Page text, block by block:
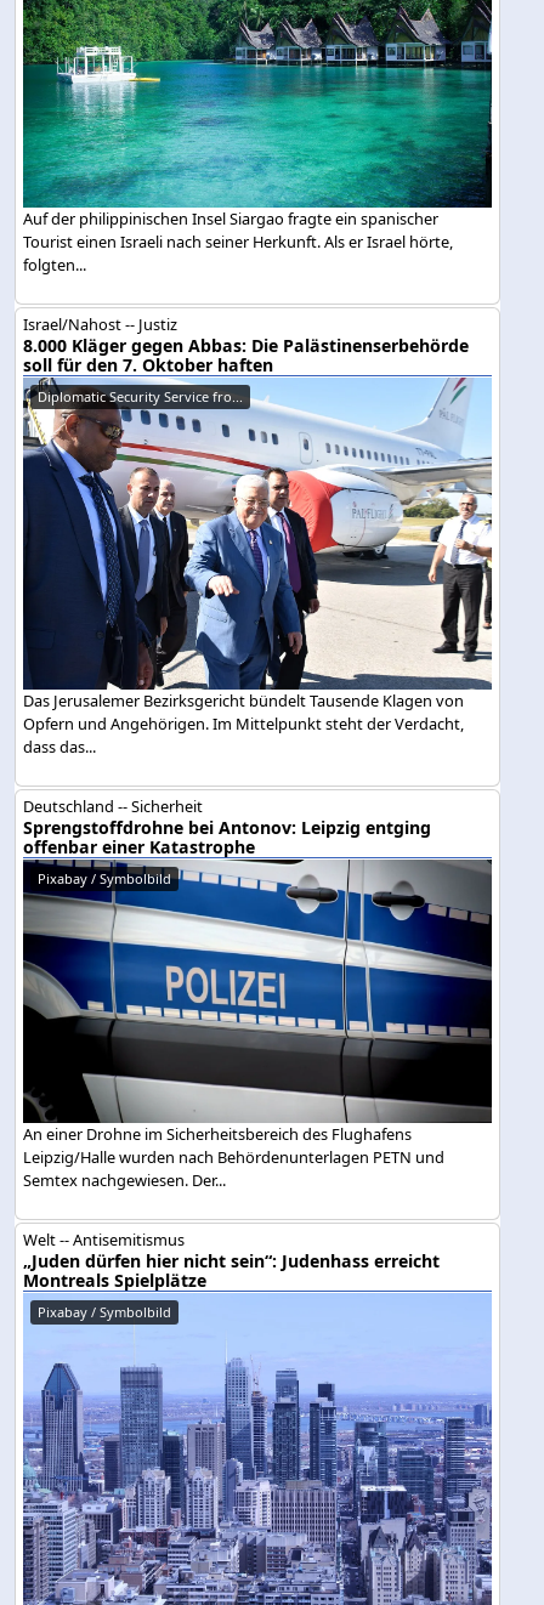
Auf der philippinischen Insel Siargao fragte ein spanischer
Tourist einen Israeli nach seiner Herkunft. Als er Israel hörte,
folgten...
Israel/Nahost -- Justiz
8.000 Kläger gegen Abbas: Die Palästinenserbehörde
soll für den 7. Oktober haften
Diplomatic Security Service fro...
Das Jerusalemer Bezirksgericht bündelt Tausende Klagen von
Opfern und Angehörigen. Im Mittelpunkt steht der Verdacht,
dass das...
Deutschland -- Sicherheit
Sprengstoffdrohne bei Antonov: Leipzig entging
offenbar einer Katastrophe
Pixabay / Symbolbild
An einer Drohne im Sicherheitsbereich des Flughafens
Leipzig/Halle wurden nach Behördenunterlagen PETN und
Semtex nachgewiesen. Der...
Welt -- Antisemitismus
„Juden dürfen hier nicht sein“: Judenhass erreicht
Montreals Spielplätze
Pixabay / Symbolbild